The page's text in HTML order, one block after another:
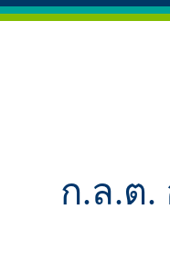
ก.ล.ต.